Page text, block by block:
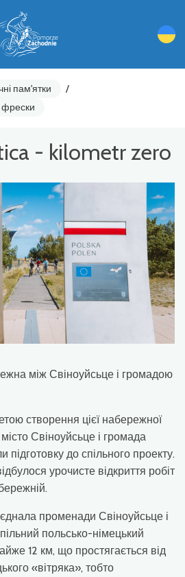
пам'ятки
/
фрески
- kilometr zero
між Свіноуйсьце і громадою
створення цієї набережної
Свіноуйсьце і громада
підготовку до спільного проекту.
урочисте відкриття робіт
променади Свіноуйсьце і
польсько-німецький
12 км, що простягається від
«вітряка», тобто